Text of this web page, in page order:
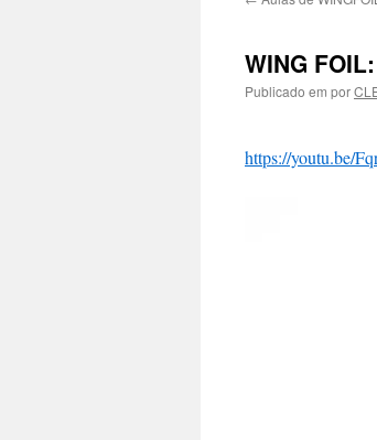
WING
Publicado em por
https://youtu.be/